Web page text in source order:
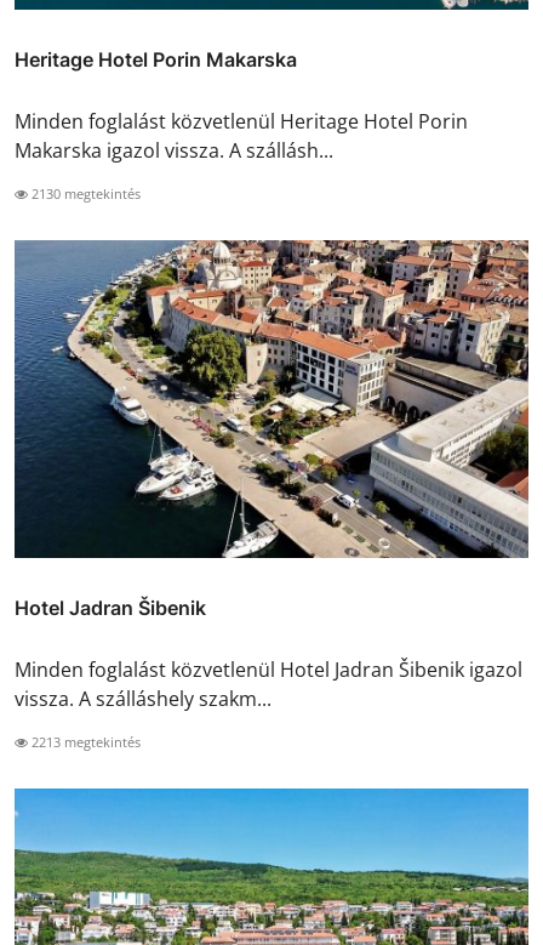
Heritage Hotel Porin Makarska
Minden foglalást közvetlenül Heritage Hotel Porin
Makarska igazol vissza. A szállásh...
2130 megtekintés
Hotel Jadran Šibenik
Minden foglalást közvetlenül Hotel Jadran Šibenik igazol
vissza. A szálláshely szakm...
2213 megtekintés